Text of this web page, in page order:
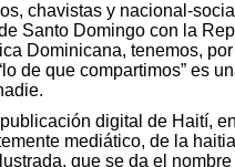
chavistas y nacional-
Santo Domingo con la
Dominicana, tenemos,
de que compartimos” es
digital de Haití,
mediático, de la
que se da el